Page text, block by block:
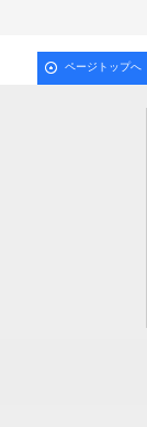
ページトップへ